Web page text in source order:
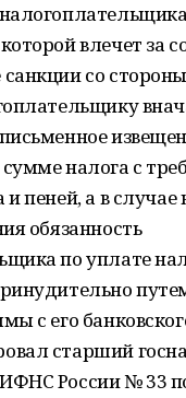
влечет за
со
налога с
пеней, а в
обязанность
по уплате
с его
старший
России № 33 по